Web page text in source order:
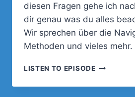
diesen Fragen gehe ich
dir genau was du alles
Wir sprechen über die
Methoden und vieles mehr.
LISTEN TO EPISODEDIE
AUF